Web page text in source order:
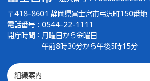
〒418-8601 静岡県富士宮市弓沢町150番地
電話番号：0544-22-1111
開庁時間： 月曜日から金曜日
午前8時30分から午後5時15分
組織案内